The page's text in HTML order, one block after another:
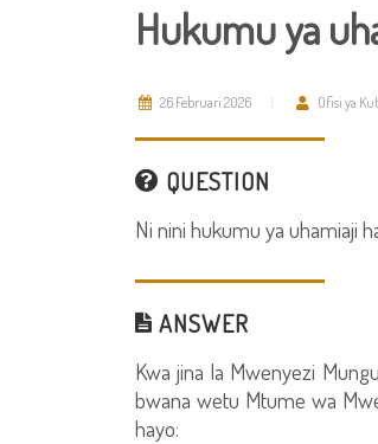
Hukumu ya
26 Februari 2026 Ofisi ya
QUESTION
Ni nini hukumu ya uhamiaji
ANSWER
Kwa jina la Mwenyezi
bwana wetu Mtume wa
hayo: